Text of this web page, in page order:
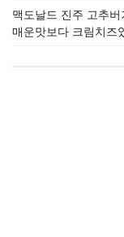
맥도날드 진주 고추
매운맛보다 크림치즈